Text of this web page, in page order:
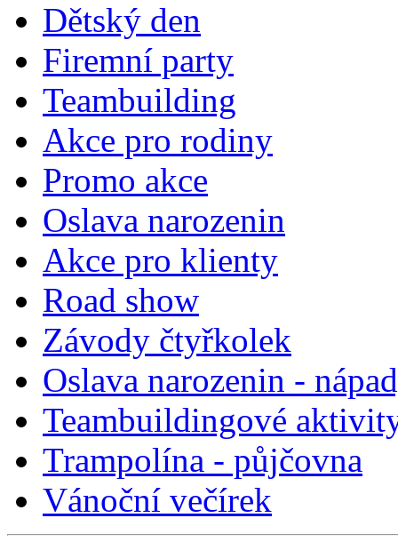
Dětský den
Firemní party
Teambuilding
Akce pro rodiny
Promo akce
Oslava narozenin
Akce pro klienty
Road show
Závody čtyřkolek
Oslava narozenin -
Teambuildingové
Trampolína - půjčovna
Vánoční večírek